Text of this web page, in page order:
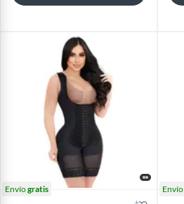
Envíogratis Envío